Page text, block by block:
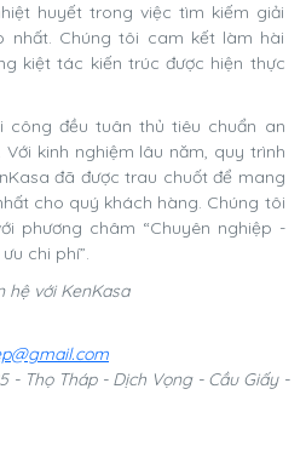
huyết trong việc tìm kiếm giải
nhất. Chúng tôi cam kết làm hài
kiệt tác kiến trúc được hiện thực
công đều tuân thủ tiêu chuẩn an
kinh nghiệm lâu năm, quy trình
đã được trau chuốt để mang
cho quý khách hàng. Chúng tôi
phương châm “Chuyên nghiệp -
chi phí”.
hệ với KenKasa
- Thọ Tháp - Dịch Vọng - Cầu Giấy -